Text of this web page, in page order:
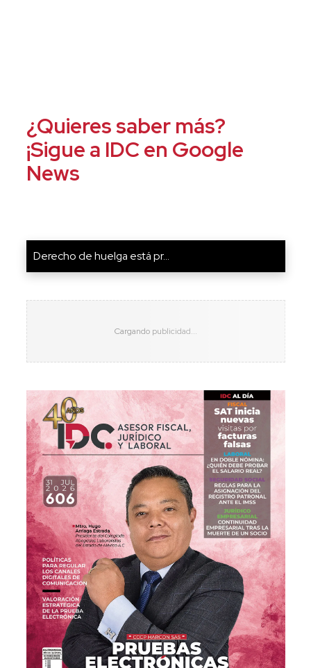
¿Quieres saber más?
¡Sigue a IDC en Google
News
Derecho de huelga está pr...